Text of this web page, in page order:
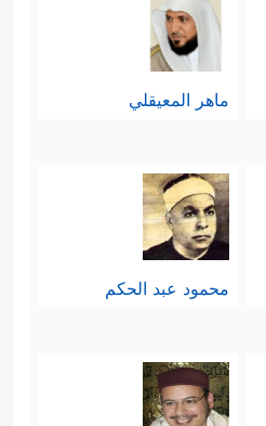
ماهر المعيقلي
محمود عبد الحكم